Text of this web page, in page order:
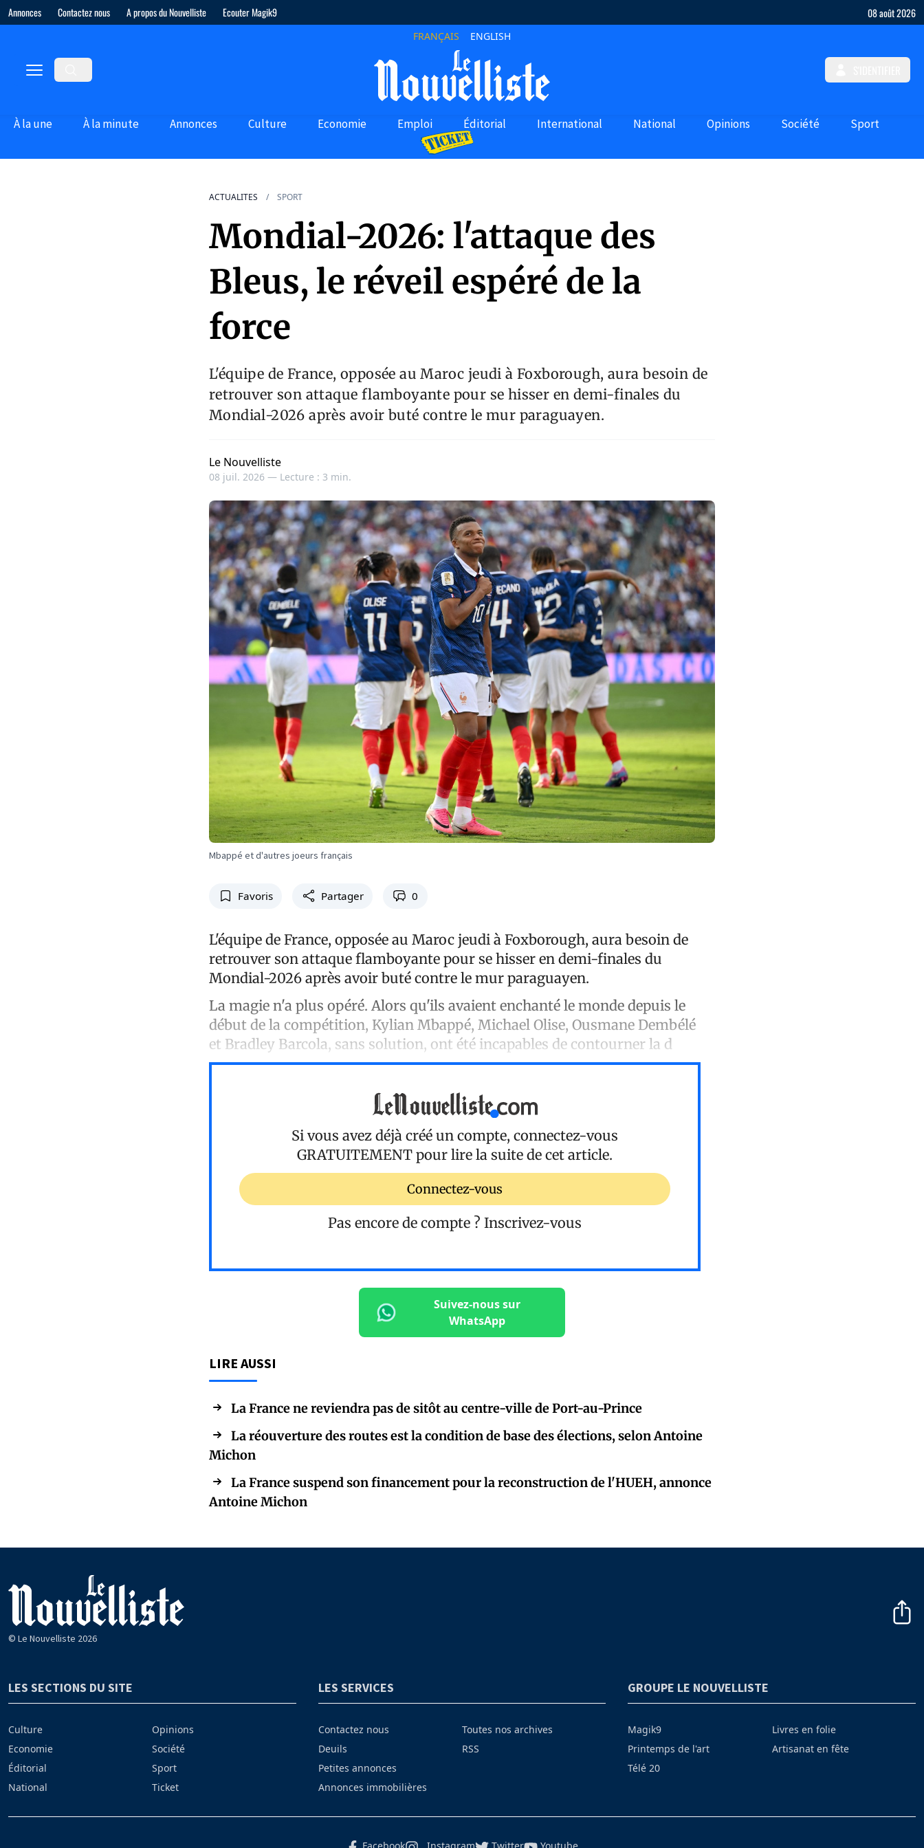
Annonces Contactez nous A propos du Nouvelliste Ecouter Magik9 08 août 2026
FRANÇAIS ENGLISH
À la une À la minute Annonces Culture Economie Emploi Éditorial International National Opinions Société Sport
ACTUALITES SPORT
Mondial-2026: l'attaque des
Bleus, le réveil espéré de la
force
L'équipe de France, opposée au Maroc jeudi à Foxborough, aura besoin de
retrouver son attaque flamboyante pour se hisser en demi-finales du
Mondial-2026 après avoir buté contre le mur paraguayen.
Le Nouvelliste
08 juil. 2026 — Lecture : 3 min.
Mbappé et d'autres joeurs français
Favoris Partager 0
L'équipe de France, opposée au Maroc jeudi à Foxborough, aura besoin de
retrouver son attaque flamboyante pour se hisser en demi-finales du
Mondial-2026 après avoir buté contre le mur paraguayen.
La magie n'a plus opéré. Alors qu'ils avaient enchanté le monde depuis le
début de la compétition, Kylian Mbappé, Michael Olise, Ousmane Dembélé
et Bradley Barcola, sans solution, ont été incapables de contourner la d
Si vous avez déjà créé un compte, connectez-vous
GRATUITEMENT pour lire la suite de cet article.
Connectez-vous
Pas encore de compte ? Inscrivez-vous
Suivez-nous sur
WhatsApp
LIRE AUSSI
La France ne reviendra pas de sitôt au centre-ville de Port-au-Prince
La réouverture des routes est la condition de base des élections, selon Antoine
Michon
La France suspend son financement pour la reconstruction de l'HUEH, annonce
Antoine Michon
© Le Nouvelliste 2026
LES SECTIONS DU SITE
Culture
Economie
Éditorial
National
Opinions
Société
Sport
Ticket
LES SERVICES
Contactez nous
Deuils
Petites annonces
Annonces immobilières
Toutes nos archives
RSS
GROUPE LE NOUVELLISTE
Magik9
Printemps de l'art
Télé 20
Livres en folie
Artisanat en fête